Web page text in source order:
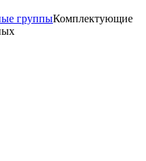
группыКомплектующие